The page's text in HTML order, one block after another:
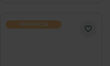
PROMOCJA